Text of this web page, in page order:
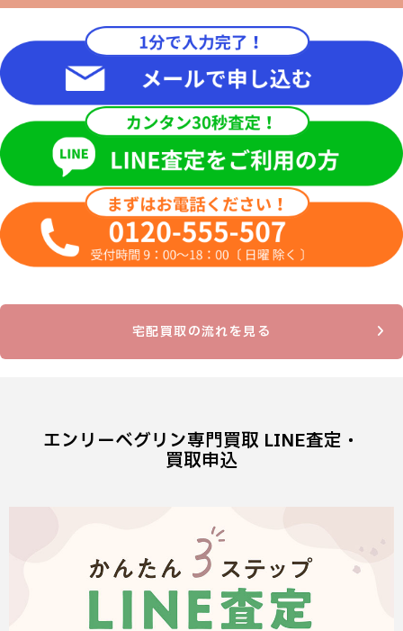
宅配買取の流れを見る
エンリーベグリン専門買取 LINE査定・
買取申込